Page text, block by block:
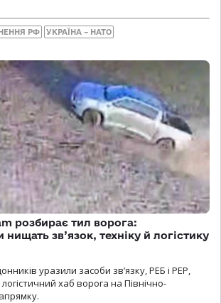
РФ УКРАЇНА – НАТО
розбирає тил ворога:
зв’язок, техніку й логістику
уразили засоби зв’язку, РЕБ і РЕР,
хаб ворога на Північно-